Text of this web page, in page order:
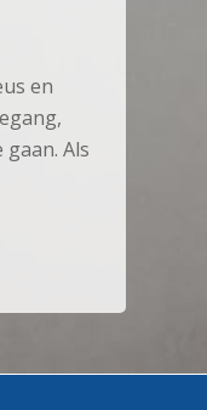
en
Als